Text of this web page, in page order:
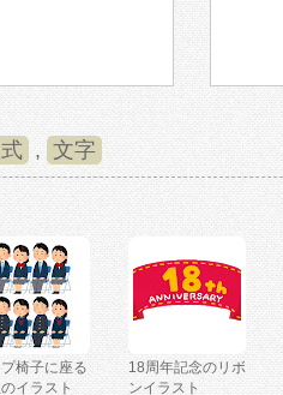
, 文字
椅子に座る
イラスト
18周年記念のリボ
ンイラスト